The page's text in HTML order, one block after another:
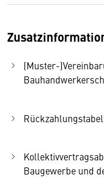
(Muster-
Baugewerbe und